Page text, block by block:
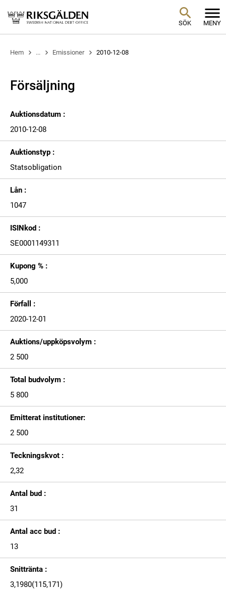
SÖK MENY
Hem ... Emissioner 2010-12-08
Försäljning
Auktionsdatum :
2010-12-08
Auktionstyp :
Statsobligation
Lån :
1047
ISINkod :
SE0001149311
Kupong % :
5,000
Förfall :
2020-12-01
Auktions/uppköpsvolym :
2 500
Total budvolym :
5 800
Emitterat institutioner:
2 500
Teckningskvot :
2,32
Antal bud :
31
Antal acc bud :
13
Snittränta :
3,1980(115,171)